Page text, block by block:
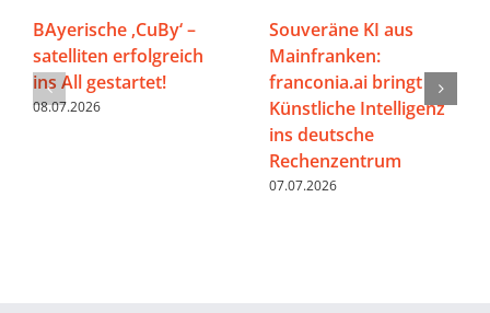
BAyerische ‚CuBy‘ –
satelliten erfolgreich
ins All gestartet!
08.07.2026
Souveräne KI aus
Mainfranken:
franconia.ai bringt
Künstliche Intelligenz
ins deutsche
Rechenzentrum
07.07.2026